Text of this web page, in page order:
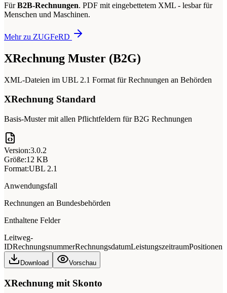
FürB2B-Rechnungen. PDF mit eingebettetem XML - lesbar für
Menschen und Maschinen.
Mehr zu ZUGFeRD
XRechnung Muster (B2G)
XML-Dateien im UBL 2.1 Format für Rechnungen an Behörden
XRechnung Standard
Basis-Muster mit allen Pflichtfeldern für B2G Rechnungen
Version:3.0.2
Größe:12 KB
Format:UBL 2.1
Anwendungsfall
Rechnungen an Bundesbehörden
Enthaltene Felder
Leitweg-
IDRechnungsnummerRechnungsdatumLeistungszeitraumPositionen
Download Vorschau
XRechnung mit Skonto